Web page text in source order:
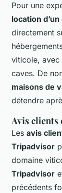
Pour une
location d’un
directement
viticole, avec
caves. De
maisons de
détendre
Avis clients
Les avis
Tripadvisor
domaine
Tripadvisor
précédents